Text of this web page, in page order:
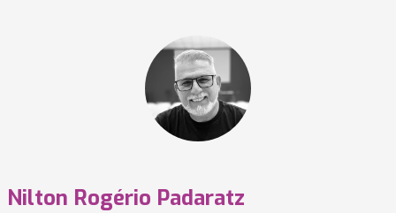
Nilton Rogério Padaratz